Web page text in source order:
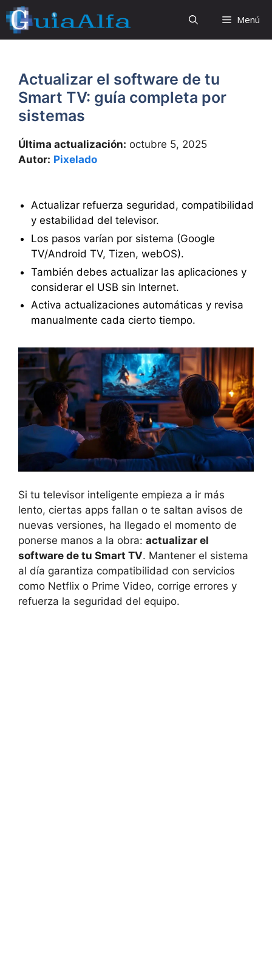
Saltar
al
contenido
Menú
Actualizar el software de tu
Smart TV: guía completa por
sistemas
Última actualización: octubre 5, 2025
Autor: Pixelado
Actualizar refuerza seguridad, compatibilidad
y estabilidad del televisor.
Los pasos varían por sistema (Google
TV/Android TV, Tizen, webOS).
También debes actualizar las aplicaciones y
considerar el USB sin Internet.
Activa actualizaciones automáticas y revisa
manualmente cada cierto tiempo.
Si tu televisor inteligente empieza a ir más
lento, ciertas apps fallan o te saltan avisos de
nuevas versiones, ha llegado el momento de
ponerse manos a la obra: actualizar el
software de tu Smart TV. Mantener el sistema
al día garantiza compatibilidad con servicios
como Netflix o Prime Video, corrige errores y
refuerza la seguridad del equipo.